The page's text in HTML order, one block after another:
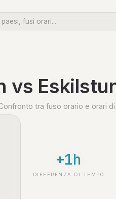
vs
tra fuso orario e orari
+1h
DIFFERENZA DI TEMPO